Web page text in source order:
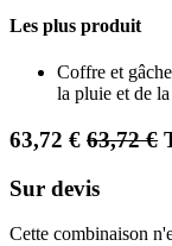
Les plus produit
Coffre et
la pluie et de
63,72 € 63,72€
Sur devis
Cette combinaison